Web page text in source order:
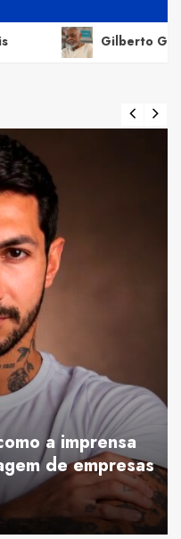
Gil relembra Preta Gil e
a imprensa
de empresas